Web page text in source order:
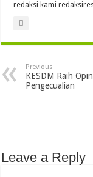
redaksi kami
Previous
KESDM Raih
Pengecualian
Leave a Reply